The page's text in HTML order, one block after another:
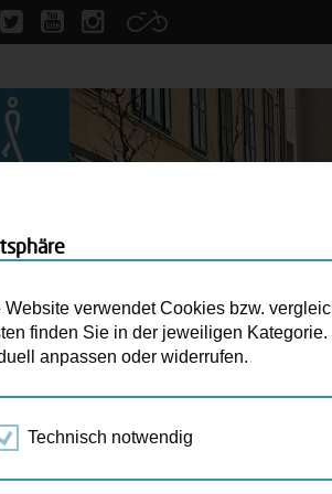
Website verwendet Cookies bzw.
finden Sie in der jeweiligen
anpassen oder widerrufen.
Technisch notwendig